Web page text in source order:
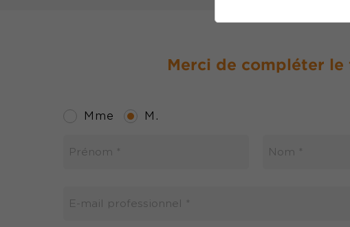
Merci de compléter
Champs
Mme M.